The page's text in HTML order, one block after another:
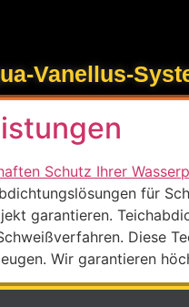
Vanellus-
für
garantieren.
Diese
Wir garantieren